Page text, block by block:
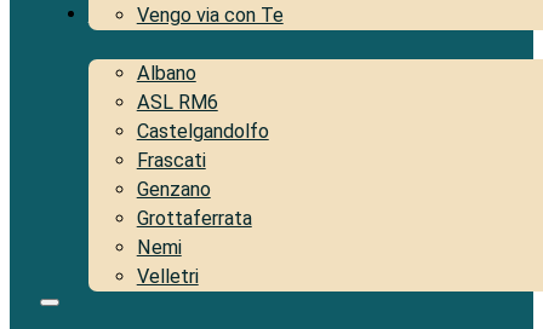
Vengo via con Te
Territorio
Albano
ASL RM6
Castelgandolfo
Frascati
Genzano
Grottaferrata
Nemi
Velletri